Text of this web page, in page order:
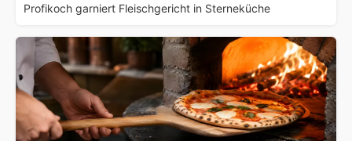
Profikoch garniert Fleischgericht in Sterneküche